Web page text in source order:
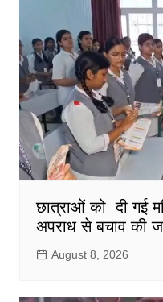
छात्राओं को दी गई
अपराध से बचाव की
August 8, 2026